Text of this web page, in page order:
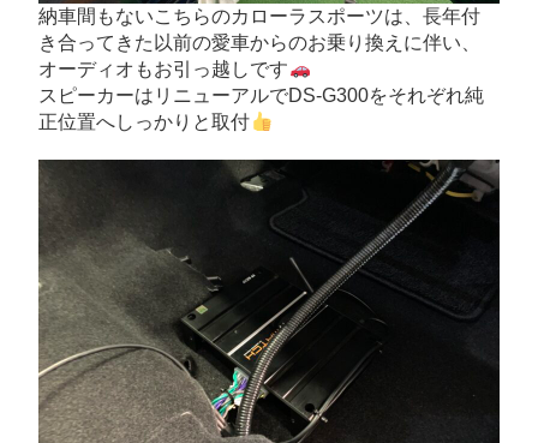
納車間もないこちらのカローラスポーツは、長年付
き合ってきた以前の愛車からのお乗り換えに伴い、
オーディオもお引っ越しです
スピーカーはリニューアルでDS-G300をそれぞれ純
正位置へしっかりと取付